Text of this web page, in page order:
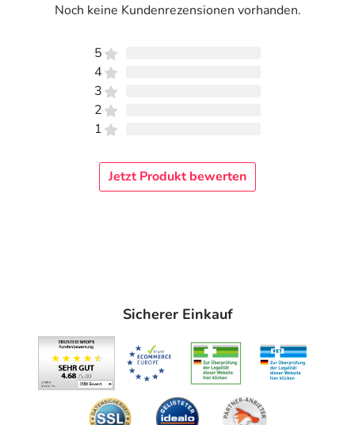
Noch keine Kundenrezensionen vorhanden.
5
4
3
2
1
Jetzt Produkt bewerten
Sicherer Einkauf